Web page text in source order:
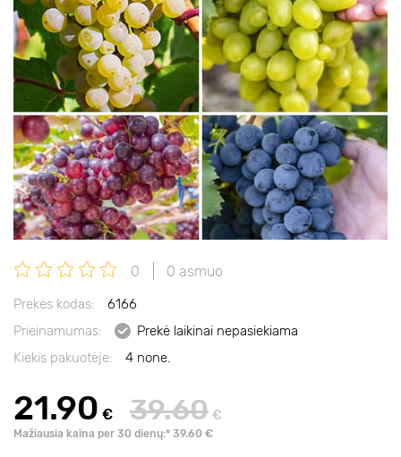
0 0 asmuo
Prekės kodas:
6166
Prieinamumas:
Prekė laikinai nepasiekiama
Kiekis pakuotėje:
4 none.
21.90 € 39.60 €
Mažiausia kaina per 30 dienų:* 39.60 €